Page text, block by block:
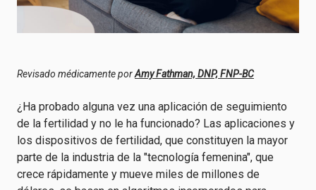
Revisado médicamente porAmy Fathman, DNP, FNP-BC
¿Ha probado alguna vez una aplicación de seguimiento
de la fertilidad y no le ha funcionado? Las aplicaciones y
los dispositivos de fertilidad, que constituyen la mayor
parte de la industria de la "tecnología femenina", que
crece rápidamente y mueve miles de millones de